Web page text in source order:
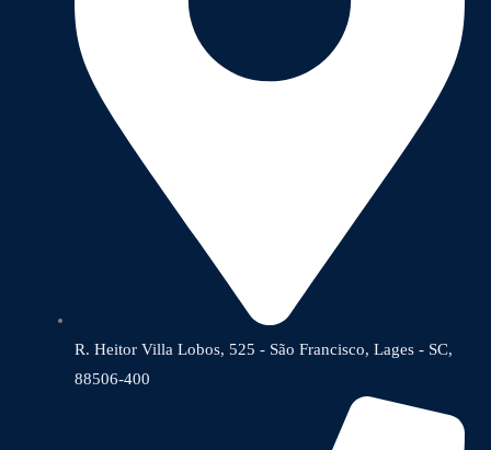
R. Heitor Villa Lobos, 525 - São Francisco, Lages - SC,
88506-400